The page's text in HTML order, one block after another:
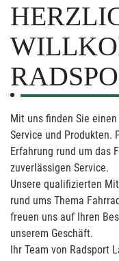
Mit uns finden Sie
Service und Produkten.
Erfahrung rund um das
zuverlässigen Service.
Unsere qualifizierten
rund ums Thema
freuen uns auf Ihren
unserem Geschäft.
Ihr Team von Radsport